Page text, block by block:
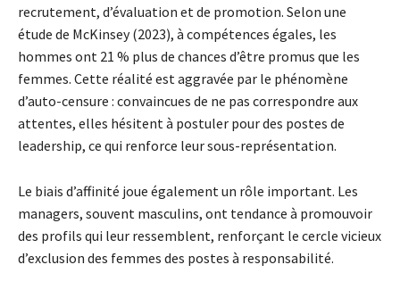
recrutement, d’évaluation et de promotion. Selon une
étude de McKinsey (2023), à compétences égales, les
hommes ont 21 % plus de chances d’être promus que les
femmes. Cette réalité est aggravée par le phénomène
d’auto-censure : convaincues de ne pas correspondre aux
attentes, elles hésitent à postuler pour des postes de
leadership, ce qui renforce leur sous-représentation.
Le biais d’affinité joue également un rôle important. Les
managers, souvent masculins, ont tendance à promouvoir
des profils qui leur ressemblent, renforçant le cercle vicieux
d’exclusion des femmes des postes à responsabilité.